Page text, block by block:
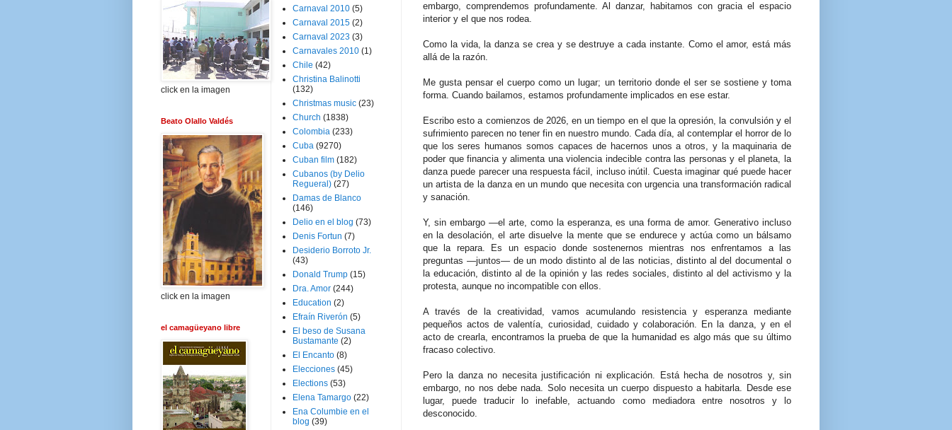
embargo, comprendemos profundamente. Al danzar, habitamos con gracia el espacio
interior y el que nos rodea.
Como la vida, la danza se crea y se destruye a cada instante. Como el amor, está más
allá de la razón.
Me gusta pensar el cuerpo como un lugar; un territorio donde el ser se sostiene y toma
forma. Cuando bailamos, estamos profundamente implicados en ese estar.
Escribo esto a comienzos de 2026, en un tiempo en el que la opresión, la convulsión y el
sufrimiento parecen no tener fin en nuestro mundo. Cada día, al contemplar el horror de lo
que los seres humanos somos capaces de hacernos unos a otros, y la maquinaria de
poder que financia y alimenta una violencia indecible contra las personas y el planeta, la
danza puede parecer una respuesta fácil, incluso inútil. Cuesta imaginar qué puede hacer
un artista de la danza en un mundo que necesita con urgencia una transformación radical
y sanación.
Y, sin embargo —el arte, como la esperanza, es una forma de amor. Generativo incluso
en la desolación, el arte disuelve la mente que se endurece y actúa como un bálsamo
que la repara. Es un espacio donde sostenernos mientras nos enfrentamos a las
preguntas —juntos— de un modo distinto al de las noticias, distinto al del documental o
la educación, distinto al de la opinión y las redes sociales, distinto al del activismo y la
protesta, aunque no incompatible con ellos.
A través de la creatividad, vamos acumulando resistencia y esperanza mediante
pequeños actos de valentía, curiosidad, cuidado y colaboración. En la danza, y en el
acto de crearla, encontramos la prueba de que la humanidad es algo más que su último
fracaso colectivo.
Pero la danza no necesita justificación ni explicación. Está hecha de nosotros y, sin
embargo, no nos debe nada. Solo necesita un cuerpo dispuesto a habitarla. Desde ese
lugar, puede traducir lo inefable, actuando como mediadora entre nosotros y lo
desconocido.
click en la imagen
Beato Olallo Valdés
click en la imagen
el camagüeyano libre
Carnaval 2010 (5)
Carnaval 2015 (2)
Carnaval 2023 (3)
Carnavales 2010 (1)
Chile (42)
Christina Balinotti
(132)
Christmas music (23)
Church (1838)
Colombia (233)
Cuba (9270)
Cuban film (182)
Cubanos (by Delio
Regueral) (27)
Damas de Blanco
(146)
Delio en el blog (73)
Denis Fortun (7)
Desiderio Borroto Jr.
(43)
Donald Trump (15)
Dra. Amor (244)
Education (2)
Efraín Riverón (5)
El beso de Susana
Bustamante (2)
El Encanto (8)
Elecciones (45)
Elections (53)
Elena Tamargo (22)
Ena Columbie en el
blog (39)